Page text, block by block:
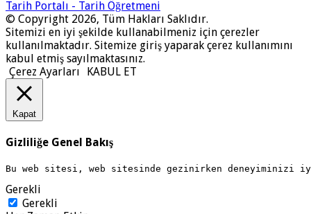
Tarih Portalı - Tarih Öğretmeni
© Copyright 2026, Tüm Hakları Saklıdır.
Sitemizi en iyi şekilde kullanabilmeniz için çerezler
kullanılmaktadır. Sitemize giriş yaparak çerez kullanımını
kabul etmiş sayılmaktasınız.
Çerez Ayarları
KABUL ET
Kapat
Gizliliğe Genel Bakış
Bu web sitesi, web sitesinde gezinirken deneyiminizi
Gerekli
Gerekli